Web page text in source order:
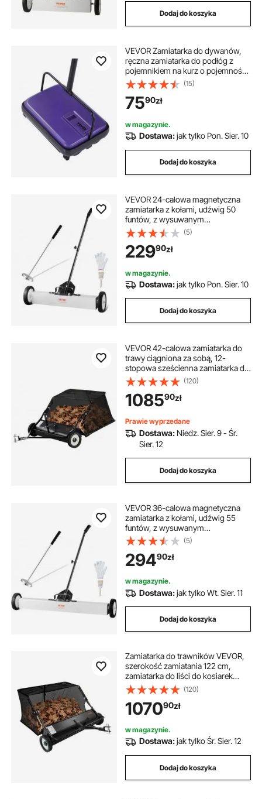
Dodaj do koszyka
VEVOR Zamiatarka do dywanów,
ręczna zamiatarka do podłóg z
pojemnikiem na kurz o pojemności
300 ml, szerokość czyszczenia 17
cm, do czyszczenia dywanów w
domu i biurze, sierść zwierząt, kurz,
fiolet
(15)
7590zł
w magazynie.
Dostawa:jak tylko Pon. Sier. 10
Dodaj do koszyka
VEVOR 24-calowa magnetyczna
zamiatarka z kołami, udźwig 50
funtów, z wysuwanym
magnetycznym chwytakiem,
regulowany uchwyt, magnetyczna
zamiatarka do zbierania gwoździ i
śrub, do warsztatu, garażu, ogrodu
(5)
22990zł
w magazynie.
Dostawa:jak tylko Pon. Sier. 10
Dodaj do koszyka
VEVOR 42-calowa zamiatarka do
trawy ciągniona za sobą, 12-
stopowa sześcienna zamiatarka do
trawy ciągniona za sobą,
wytrzymała zbieraczka do liści i
trawy z odchylaną liną, regulowana
wysokość zamiatania do zbierania
zanieczyszczeń i trawy
(120)
108590zł
Prawie wyprzedane
Dostawa: Niedz. Sier. 9 - Śr.
Sier. 12
Dodaj do koszyka
VEVOR 36-calowa magnetyczna
zamiatarka z kołami, udźwig 55
funtów, z wysuwanym
magnetycznym chwytakiem,
regulowany uchwyt, magnetyczna
zamiatarka do zbierania gwoździ i
śrub, do warsztatu, garażu, ogrodu
(5)
29490zł
w magazynie.
Dostawa:jak tylko Wt. Sier. 11
Dodaj do koszyka
Zamiatarka do trawników VEVOR,
szerokość zamiatania 122 cm,
zamiatarka do liści do kosiarek
samojezdnych, pojemnik na liście z
siatką o pojemności 566 l,
regulowana wysokość zamiatania,
zamiatarka ogrodowa do
traktorków ogrodowych
(120)
107090zł
w magazynie.
Dostawa:jak tylko Śr. Sier. 12
Dodaj do koszyka